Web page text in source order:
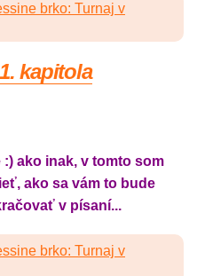
brko: Turnaj v
kapitola
ako inak, v tomto som
ako sa vám to bude
v písaní...
brko: Turnaj v